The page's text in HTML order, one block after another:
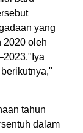
yang
2020 oleh
tahun
dalam